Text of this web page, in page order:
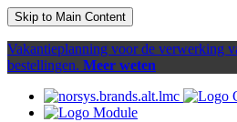
Skip to Main Content
Vakantieplanning voor de verwerking
bestellingen. Meer weten